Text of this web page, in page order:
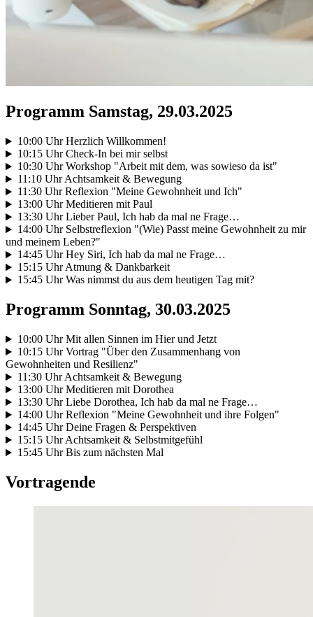
Programm Samstag, 29.03.2025
10:00 Uhr Herzlich Willkommen!
10:15 Uhr Check-In bei mir selbst
10:30 Uhr Workshop "Arbeit mit dem, was sowieso da ist"
11:10 Uhr Achtsamkeit & Bewegung
11:30 Uhr Reflexion "Meine Gewohnheit und Ich"
13:00 Uhr Meditieren mit Paul
13:30 Uhr Lieber Paul, Ich hab da mal ne Frage…
14:00 Uhr Selbstreflexion "(Wie) Passt meine Gewohnheit zu mir
und meinem Leben?"
14:45 Uhr Hey Siri, Ich hab da mal ne Frage…
15:15 Uhr Atmung & Dankbarkeit
15:45 Uhr Was nimmst du aus dem heutigen Tag mit?
Programm Sonntag, 30.03.2025
10:00 Uhr Mit allen Sinnen im Hier und Jetzt
10:15 Uhr Vortrag "Über den Zusammenhang von
Gewohnheiten und Resilienz"
11:30 Uhr Achtsamkeit & Bewegung
13:00 Uhr Meditieren mit Dorothea
13:30 Uhr Liebe Dorothea, Ich hab da mal ne Frage…
14:00 Uhr Reflexion "Meine Gewohnheit und ihre Folgen"
14:45 Uhr Deine Fragen & Perspektiven
15:15 Uhr Achtsamkeit & Selbstmitgefühl
15:45 Uhr Bis zum nächsten Mal
Vortragende